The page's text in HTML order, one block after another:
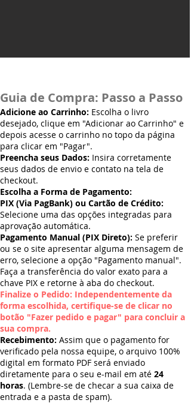
Guia de Compra: Passo a Passo
Adicione ao Carrinho: Escolha o livro
desejado, clique em "Adicionar ao Carrinho" e
depois acesse o carrinho no topo da página
para clicar em "Pagar".
Preencha seus Dados: Insira corretamente
seus dados de envio e contato na tela de
checkout.
Escolha a Forma de Pagamento:
PIX (Via PagBank) ou Cartão de Crédito:
Selecione uma das opções integradas para
aprovação automática.
Pagamento Manual (PIX Direto): Se preferir
ou se o site apresentar alguma mensagem de
erro, selecione a opção "Pagamento manual".
Faça a transferência do valor exato para a
chave PIX e retorne à aba do checkout.
Finalize o Pedido: Independentemente da
forma escolhida, certifique-se de clicar no
botão "Fazer pedido e pagar" para concluir a
sua compra.
Recebimento: Assim que o pagamento for
verificado pela nossa equipe, o arquivo 100%
digital em formato PDF será enviado
diretamente para o seu e-mail em até 24
horas. (Lembre-se de checar a sua caixa de
entrada e a pasta de spam).